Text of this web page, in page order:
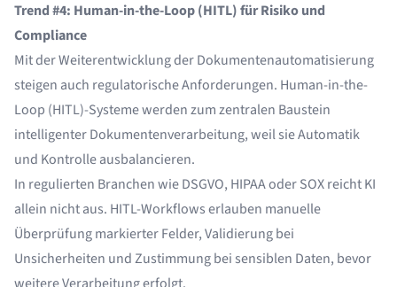
Trend #4: Human-in-the-Loop (HITL) für Risiko und
Compliance
Mit der Weiterentwicklung der Dokumentenautomatisierung
steigen auch regulatorische Anforderungen. Human-in-the-
Loop (HITL)-Systeme werden zum zentralen Baustein
intelligenter Dokumentenverarbeitung, weil sie Automatik
und Kontrolle ausbalancieren.
In regulierten Branchen wie DSGVO, HIPAA oder SOX reicht KI
allein nicht aus. HITL-Workflows erlauben manuelle
Überprüfung markierter Felder, Validierung bei
Unsicherheiten und Zustimmung bei sensiblen Daten, bevor